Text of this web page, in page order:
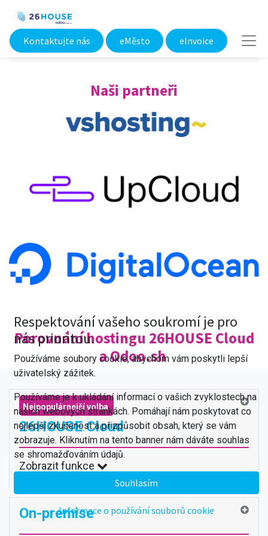
Kontaktujte nás eMěsto​ eInvoice
Naši partneři
Porovnání hostingu 26HOUSE Cloud
a Odoo.sh
Nejpopulárnejší volba
26HOUSE Cloud
Zobrazit funkce
On-premise
Respektování vašeho soukromí je pro
nás prioritou.
Používáme soubory cookie, abychom vám poskytli lepší
uživatelský zážitek.
Používáme je k ukládání informací o vašich zvyklostech na
našich webových stránkách. Pomáhají nám poskytovat co
nejlepší zkušenost a přizpůsobit obsah, který se vám
zobrazuje. Kliknutím na tento banner nám dáváte souhlas
se shromažďováním údajů.
Souhlasím
Informace o používání souborů cookie